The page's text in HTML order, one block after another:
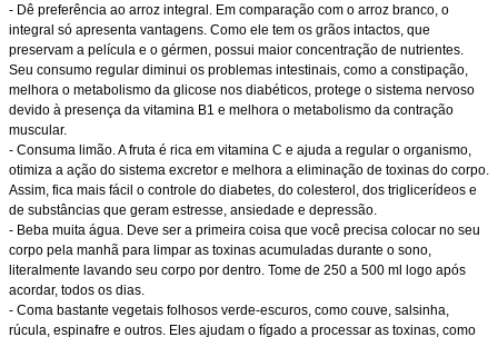
- Dê preferência ao arroz integral. Em comparação com o arroz branco, o
integral só apresenta vantagens. Como ele tem os grãos intactos, que
preservam a película e o gérmen, possui maior concentração de nutrientes.
Seu consumo regular diminui os problemas intestinais, como a constipação,
melhora o metabolismo da glicose nos diabéticos, protege o sistema nervoso
devido à presença da vitamina B1 e melhora o metabolismo da contração
muscular.
- Consuma limão. A fruta é rica em vitamina C e ajuda a regular o organismo,
otimiza a ação do sistema excretor e melhora a eliminação de toxinas do corpo.
Assim, fica mais fácil o controle do diabetes, do colesterol, dos triglicerídeos e
de substâncias que geram estresse, ansiedade e depressão.
- Beba muita água. Deve ser a primeira coisa que você precisa colocar no seu
corpo pela manhã para limpar as toxinas acumuladas durante o sono,
literalmente lavando seu corpo por dentro. Tome de 250 a 500 ml logo após
acordar, todos os dias.
- Coma bastante vegetais folhosos verde-escuros, como couve, salsinha,
rúcula, espinafre e outros. Eles ajudam o fígado a processar as toxinas, como